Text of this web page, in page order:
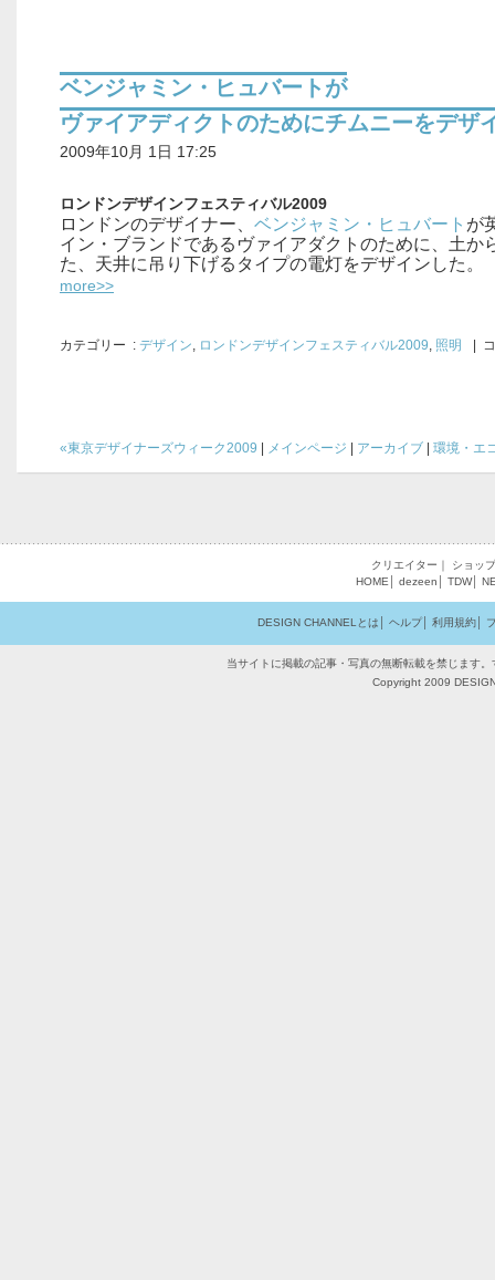
ベンジャミン・ヒュバートが
ヴァイアディクトのためにチムニーをデザ
2009年10月 1日 17:25
ロンドンデザインフェスティバル2009
ロンドンのデザイナー、 ベンジャミン・ヒュバート が
イン・ブランドであるヴァイアダクトのために、土か
た、天井に吊り下げるタイプの電灯をデザインした。
more>>
カテゴリー : デザイン, ロンドンデザインフェスティバル2009, 照明 |
«東京デザイナーズウィーク2009 メインページ アーカイブ 環境・エ
クリエイター ｜ ショップ
HOME
dezeen TDW│
DESIGN CHANNELとは ヘルプ│ 利用規約│
当サイトに掲載の記事・写真の無断転載を禁じます
Copyright 2009